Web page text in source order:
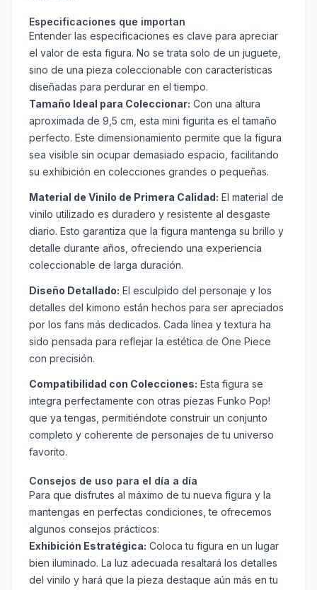
Especificaciones que importan
Entender las especificaciones es clave para apreciar
el valor de esta figura. No se trata solo de un juguete,
sino de una pieza coleccionable con características
diseñadas para perdurar en el tiempo.
Tamaño Ideal para Coleccionar: Con una altura
aproximada de 9,5 cm, esta mini figurita es el tamaño
perfecto. Este dimensionamiento permite que la figura
sea visible sin ocupar demasiado espacio, facilitando
su exhibición en colecciones grandes o pequeñas.
Material de Vinilo de Primera Calidad: El material de
vinilo utilizado es duradero y resistente al desgaste
diario. Esto garantiza que la figura mantenga su brillo y
detalle durante años, ofreciendo una experiencia
coleccionable de larga duración.
Diseño Detallado: El esculpido del personaje y los
detalles del kimono están hechos para ser apreciados
por los fans más dedicados. Cada línea y textura ha
sido pensada para reflejar la estética de One Piece
con precisión.
Compatibilidad con Colecciones: Esta figura se
integra perfectamente con otras piezas Funko Pop!
que ya tengas, permitiéndote construir un conjunto
completo y coherente de personajes de tu universo
favorito.
Consejos de uso para el día a día
Para que disfrutes al máximo de tu nueva figura y la
mantengas en perfectas condiciones, te ofrecemos
algunos consejos prácticos:
Exhibición Estratégica: Coloca tu figura en un lugar
bien iluminado. La luz adecuada resaltará los detalles
del vinilo y hará que la pieza destaque aún más en tu